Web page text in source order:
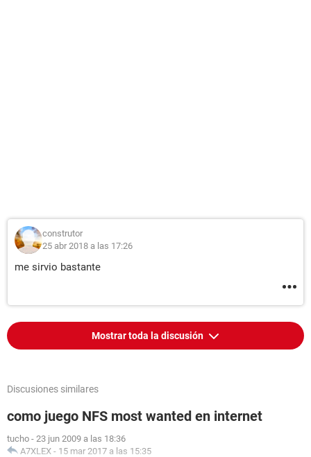
construtor
25 abr 2018 a las 17:26
me sirvio bastante
Mostrar toda la discusión
Discusiones similares
como juego NFS most wanted en internet
tucho - 23 jun 2009 a las 18:36
A7XLEX - 15 mar 2017 a las 15:35